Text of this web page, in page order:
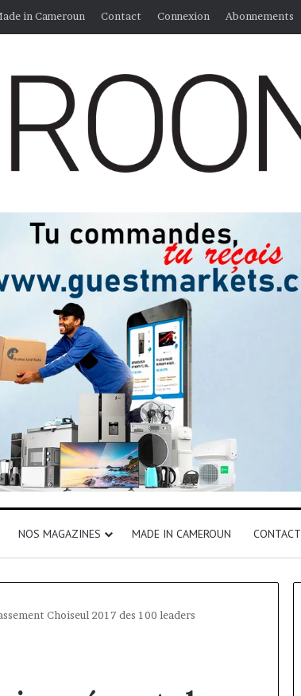
in Cameroun Contact Connexion Abonnements
NOS MAGAZINES MADE IN CAMEROUN CONTACT
Choiseul 2017 des 100 leaders